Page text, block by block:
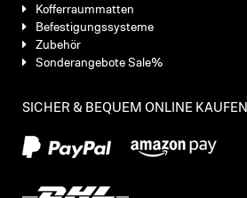
Kofferraummatten
Befestigungssysteme
Zubehör
Sonderangebote Sale%
SICHER & BEQUEM ONLINE KAUFEN